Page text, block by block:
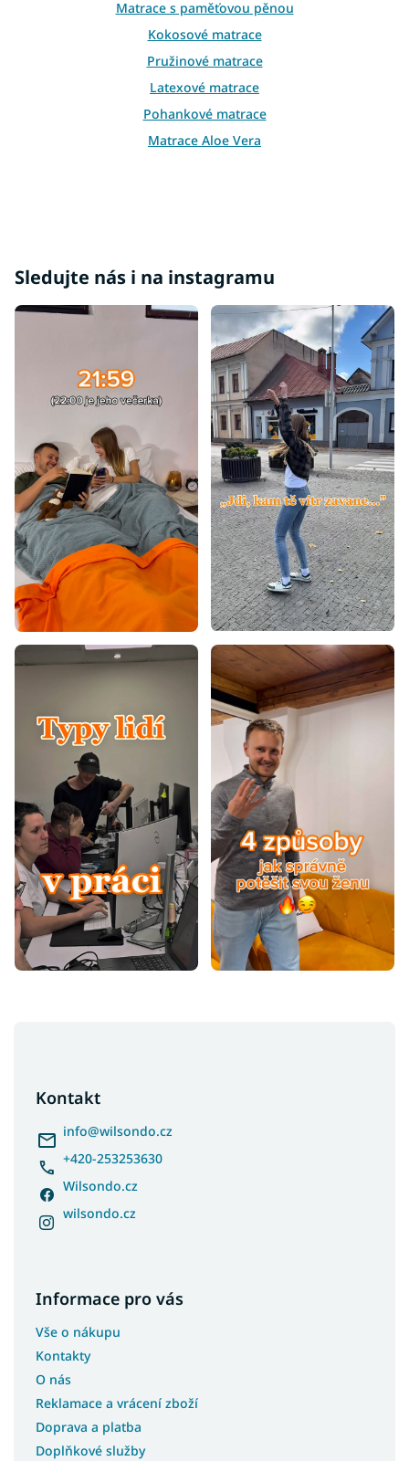
v
ý
p
i
s
u
Matrace s paměťovou pěnou
Kokosové matrace
Pružinové matrace
Latexové matrace
Pohankové matrace
Matrace Aloe Vera
Sledujte nás i na instagramu
Kontakt
info@wilsondo.cz
+420-253253630
Wilsondo.cz
wilsondo.cz
Informace pro vás
Vše o nákupu
Kontakty
O nás
Reklamace a vrácení zboží
Doprava a platba
Doplňkové služby